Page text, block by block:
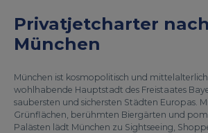
Privatjetcharter nach
München
München ist kosmopolitisch und
wohlhabende Hauptstadt des Freistaates
saubersten und sichersten Städten Europas.
Grünflächen, berühmten Biergärten und
Palästen lädt München zu Sightseeing,